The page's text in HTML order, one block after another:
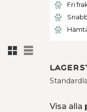
Rutnätsvy
Listvy
Fri
Visa alla